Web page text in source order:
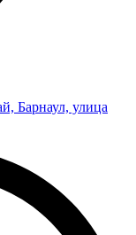
Барнаул, улица